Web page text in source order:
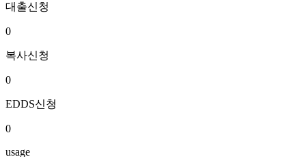
대출신청
0
복사신청
0
EDDS신청
0
usage